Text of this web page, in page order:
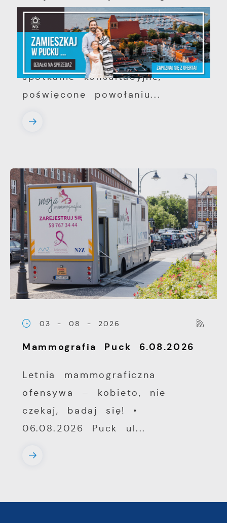
województwie pomorskim
Szanowni Państwo, serdecznie
zapraszamy na otwarte
spotkanie konsultacyjne,
poświęcone powołaniu...
03 - 08 - 2026
Mammografia Puck 6.08.2026
Letnia mammograficzna
ofensywa – kobieto, nie
czekaj, badaj się! •
06.08.2026 Puck ul...